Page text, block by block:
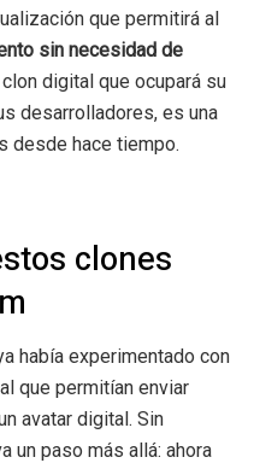
que permitirá al
sin necesidad de
digital que ocupará su
desarrolladores, es una
desde hace tiempo.
clones
había experimentado con
que permitían enviar
avatar digital. Sin
un paso más allá: ahora